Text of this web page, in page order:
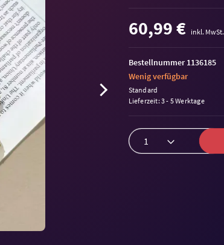
60,99 € inkl. MwSt.
Bestellnummer 1136185
Wenig verfügbar
Standard
Lieferzeit: 3 - 5 Werktage